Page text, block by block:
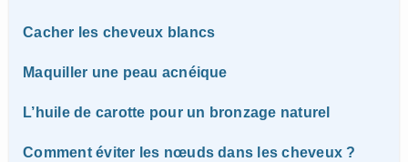
Cacher les cheveux blancs
Maquiller une peau acnéique
L’huile de carotte pour un bronzage naturel
Comment éviter les nœuds dans les cheveux ?